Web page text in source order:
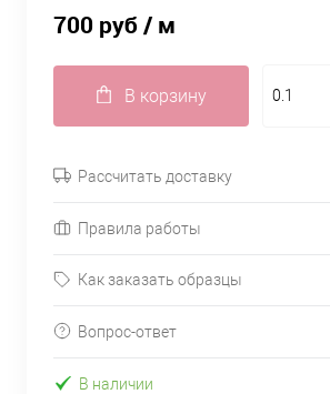
700 руб/ м
В корзину
Рассчитать доставку
Правила работы
Как заказать образцы
Вопрос-ответ
В наличии